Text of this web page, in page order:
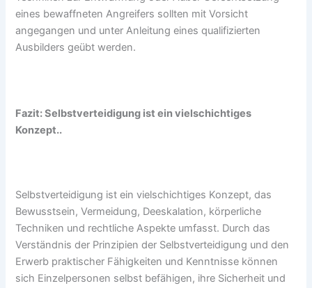
eines bewaffneten Angreifers sollten mit Vorsicht
angegangen und unter Anleitung eines qualifizierten
Ausbilders geübt werden.
Fazit: Selbstverteidigung ist ein vielschichtiges
Konzept..
Selbstverteidigung ist ein vielschichtiges Konzept, das
Bewusstsein, Vermeidung, Deeskalation, körperliche
Techniken und rechtliche Aspekte umfasst. Durch das
Verständnis der Prinzipien der Selbstverteidigung und den
Erwerb praktischer Fähigkeiten und Kenntnisse können
sich Einzelpersonen selbst befähigen, ihre Sicherheit und